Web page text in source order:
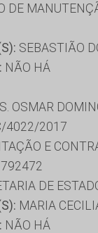
DE
SEBASTIÃO
NÃO HÁ
OSMAR
4022/2017
E
DE
MARIA
NÃO HÁ